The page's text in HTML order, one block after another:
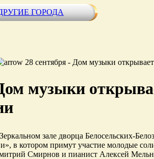
ГОРОДА
28 сентября - Дом музыки
музыки
зале дворца Белосельских-
в котором примут участие молодые
Смирнов и пианист Алексей